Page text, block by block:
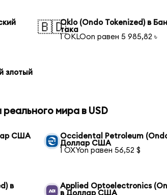
🇧🇩Oklo (Ondo Tokenized) в
така
1 OKLOon равен 5 985,82 ৳
злотый
мира в USD
США
Occidental Petroleum
Доллар США
1 OXYon равен 56,52 $
в
Applied Optoelectronics
в Доллар США